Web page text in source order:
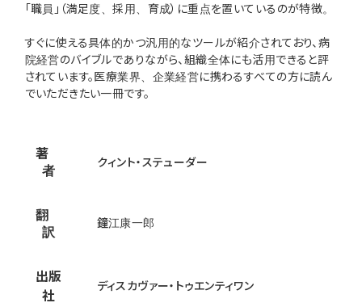
「職員」（満足度、採用、育成）に重点を置いているのが特徴。
すぐに使える具体的かつ汎用的なツールが紹介されており、病
院経営のバイブルでありながら、組織全体にも活用できると評
されています。医療業界、企業経営に携わるすべての方に読ん
でいただきたい一冊です。
著
者
クィント・ステューダー
翻
訳
鐘江康一郎
出版
社
ディスカヴァー・トゥエンティワン